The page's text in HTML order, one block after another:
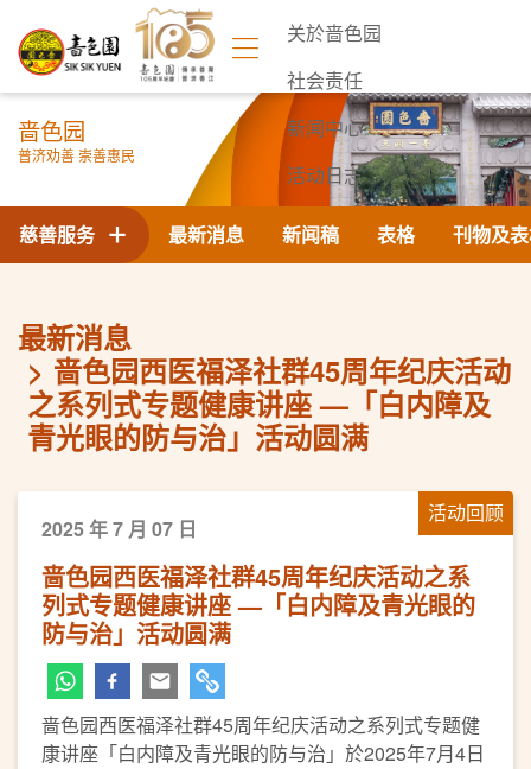
关於啬色园
社会责任
新闻中心
活动日志
联络我们
啬色园
普济劝善 崇善惠民
最新消息 新闻稿 表格 刊物及
慈善服务
最新消息
啬色园西医福泽社群45周年纪庆活动
之系列式专题健康讲座 —「白内障及
青光眼的防与治」活动圆满
活动回顾
2025 年 7 月 07 日
啬色园西医福泽社群45周年纪庆活动之系
列式专题健康讲座 —「白内障及青光眼的
防与治」活动圆满
啬色园西医福泽社群45周年纪庆活动之系列式专题健
康讲座「白内障及青光眼的防与治」於2025年7月4日